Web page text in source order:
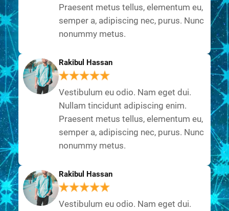
Praesent metus tellus, elementum eu,
semper a, adipiscing nec, purus. Nunc
nonummy metus.
Rakibul Hassan
Vestibulum eu odio. Nam eget dui.
Nullam tincidunt adipiscing enim.
Praesent metus tellus, elementum eu,
semper a, adipiscing nec, purus. Nunc
nonummy metus.
Rakibul Hassan
Vestibulum eu odio. Nam eget dui.